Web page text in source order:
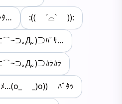
… :(( ´⌓` )):
｡Д｡)⊃ﾊﾟｻ…
｡Д｡)⊃ｶﾗｶﾗ
…(o_ _)o)) ﾊﾞﾀｯ